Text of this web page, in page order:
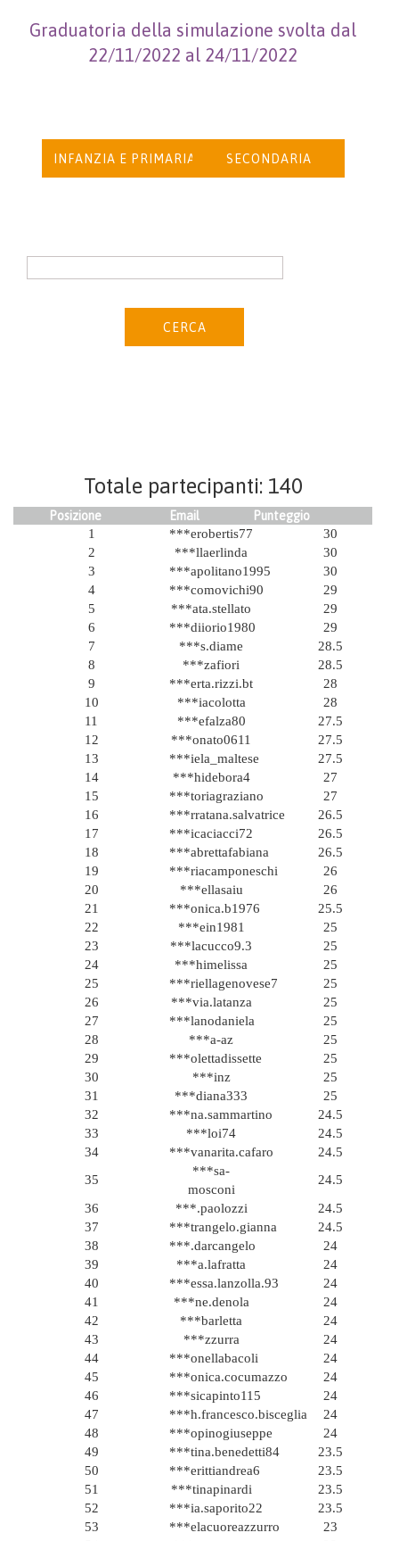
Graduatoria della simulazione svolta dal
22/11/2022 al 24/11/2022
Totale partecipanti: 140
Posizione Email
Punteggio
1
***erobertis77
30
2
***llaerlinda
30
3
***apolitano1995
30
4
***comovichi90
29
5
***ata.stellato
29
6
***diiorio1980
29
7
***s.diame
28.5
8
***zafiori
28.5
9
***erta.rizzi.bt
28
10
***iacolotta
28
11
***efalza80
27.5
12
***onato0611
27.5
13
***iela_maltese
27.5
14
***hidebora4
27
15
***toriagraziano
27
16
***rratana.salvatrice
26.5
17
***icaciacci72
26.5
18
***abrettafabiana
26.5
19
***riacamponeschi
26
20
***ellasaiu
26
21
***onica.b1976
25.5
22
***ein1981
25
23
***lacucco9.3
25
24
***himelissa
25
25
***riellagenovese7
25
26
***via.latanza
25
27
***lanodaniela
25
28
***a-az
25
29
***olettadissette
25
30
***inz
25
31
***diana333
25
32
***na.sammartino
24.5
33
***loi74
24.5
34
***vanarita.cafaro
24.5
35
***sa-
mosconi
24.5
36
***.paolozzi
24.5
37
***trangelo.gianna
24.5
38
***.darcangelo
24
39
***a.lafratta
24
40
***essa.lanzolla.93
24
41
***ne.denola
24
42
***barletta
24
43
***zzurra
24
44
***onellabacoli
24
45
***onica.cocumazzo
24
46
***sicapinto115
24
47
***h.francesco.bisceglia
24
48
***opinogiuseppe
24
49
***tina.benedetti84
23.5
50
***erittiandrea6
23.5
51
***tinapinardi
23.5
52
***ia.saporito22
23.5
53
***elacuoreazzurro
23